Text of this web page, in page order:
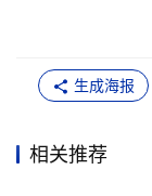
以太彩光网络
户、设计院等
生成海报
相关推荐